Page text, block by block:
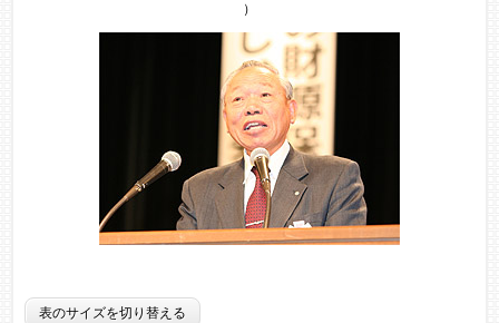
）
表のサイズを切り替える